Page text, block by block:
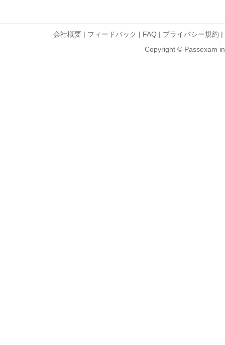
会社概要 | フィードバック | FAQ | プライバシー規約 |
Copyright © Passexam